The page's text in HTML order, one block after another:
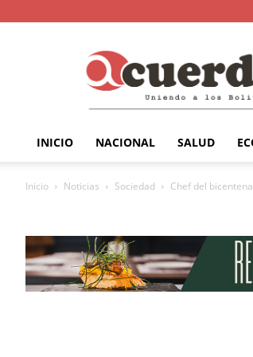
INICIO NACIONAL SALUD
Inicio Noticias Sociedad Chef del